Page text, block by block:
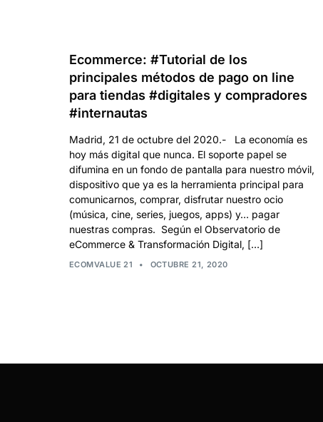
Ecommerce: #Tutorial de los
principales métodos de pago on line
para tiendas #digitales y compradores
#internautas
Madrid, 21 de octubre del 2020.- La economía es
hoy más digital que nunca. El soporte papel se
difumina en un fondo de pantalla para nuestro móvil,
dispositivo que ya es la herramienta principal para
comunicarnos, comprar, disfrutar nuestro ocio
(música, cine, series, juegos, apps) y… pagar
nuestras compras. Según el Observatorio de
eCommerce & Transformación Digital, […]
ECOMVALUE 21 • OCTUBRE 21, 2020